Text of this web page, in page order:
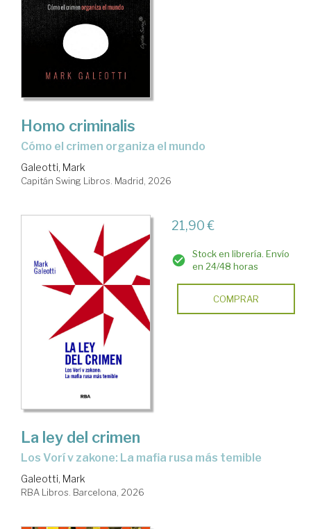
Homo criminalis
Cómo el crimen organiza el mundo
Galeotti, Mark
Capitán Swing Libros. Madrid, 2026
21,90 €
Stock en librería. Envío
en 24/48 horas
COMPRAR
La ley del crimen
Los Vorí v zakone: La mafia rusa más temible
Galeotti, Mark
RBA Libros. Barcelona, 2026